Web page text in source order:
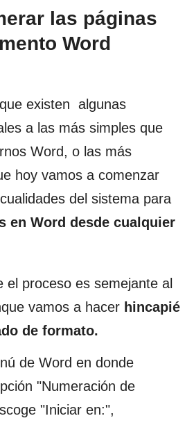
las páginas
Word
existen algunas
a las más simples que
Word, o las más
hoy vamos a comenzar
del sistema para
en Word desde cualquier
el proceso es semejante al
vamos a hacer hincapié
de formato.
de Word en donde
"Numeración de
"Iniciar en:",